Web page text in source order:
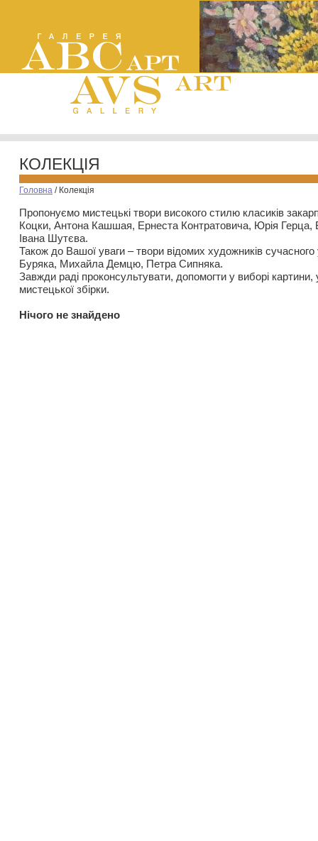
КОЛЕКЦІЯ
Головна / Колекція
Пропонуємо мистецькі твори високого стилю класиків
Коцки, Антона Кашшая, Ернеста Контратовича, Юрія
Івана Шутєва.
Також до Вашої уваги – твори відомих художників
Буряка, Михайла Демцю, Петра Сипняка.
Завжди раді проконсультувати, допомогти у виборі картини,
мистецької збірки.
Нiчого не знайдено